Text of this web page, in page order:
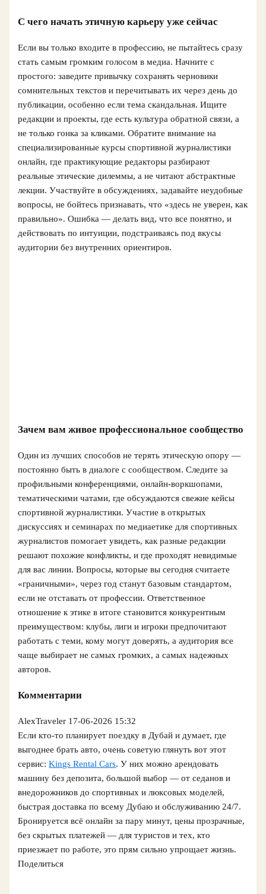
С чего начать этичную карьеру уже сейчас
Если вы только входите в профессию, не пытайтесь сразу
стать самым громким голосом в медиа. Начните с
простого: заведите привычку сохранять черновики
сомнительных текстов и перечитывать их через день до
публикации, особенно если тема скандальная. Ищите
редакции и проекты, где есть культура обратной связи, а
не только гонка за кликами. Обратите внимание на
специализированные курсы спортивной журналистики
онлайн, где практикующие редакторы разбирают
реальные этические дилеммы, а не читают абстрактные
лекции. Участвуйте в обсуждениях, задавайте неудобные
вопросы, не бойтесь признавать, что «здесь не уверен, как
правильно». Ошибка — делать вид, что все понятно, и
действовать по интуиции, подстраиваясь под вкусы
аудитории без внутренних ориентиров.
Зачем вам живое профессиональное сообщество
Один из лучших способов не терять этическую опору —
постоянно быть в диалоге с сообществом. Следите за
профильными конференциями, онлайн‑воркшопами,
тематическими чатами, где обсуждаются свежие кейсы
спортивной журналистики. Участие в открытых
дискуссиях и семинарах по медиаетике для спортивных
журналистов помогает увидеть, как разные редакции
решают похожие конфликты, и где проходят невидимые
для вас линии. Вопросы, которые вы сегодня считаете
«граничными», через год станут базовым стандартом,
если не отставать от профессии. Ответственное
отношение к этике в итоге становится конкурентным
преимуществом: клубы, лиги и игроки предпочитают
работать с теми, кому могут доверять, а аудитория все
чаще выбирает не самых громких, а самых надежных
авторов.
Комментарии
AlexTraveler 17-06-2026 15:32
Если кто-то планирует поездку в Дубай и думает, где
выгоднее брать авто, очень советую глянуть вот этот
сервис:Kings Rental Cars. У них можно арендовать
машину без депозита, большой выбор — от седанов и
внедорожников до спортивных и люксовых моделей,
быстрая доставка по всему Дубаю и обслуживанию 24/7.
Бронируется всё онлайн за пару минут, цены прозрачные,
без скрытых платежей — для туристов и тех, кто
приезжает по работе, это прям сильно упрощает жизнь.
Поделиться